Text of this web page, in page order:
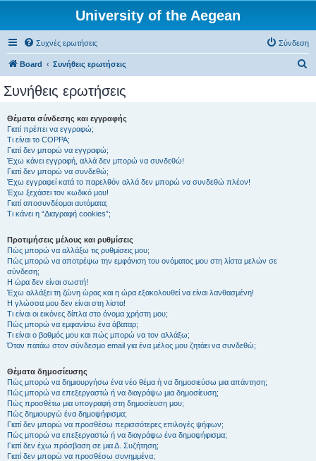
University of the Aegean
Συχνές ερωτήσεις Σύνδεση
Board Συνήθεις ερωτήσεις
Συνήθεις ερωτήσεις
Θέματα σύνδεσης και εγγραφής
Γιατί πρέπει να εγγραφώ;
Τι είναι το COPPA;
Γιατί δεν μπορώ να εγγραφώ;
Έχω κάνει εγγραφή, αλλά δεν μπορώ να συνδεθώ!
Γιατί δεν μπορώ να συνδεθώ;
Έχω εγγραφεί κατά το παρελθόν αλλά δεν μπορώ να συνδεθώ πλέον!
Έχω ξεχάσει τον κωδικό μου!
Γιατί αποσυνδέομαι αυτόματα;
Τι κάνει η “Διαγραφή cookies”;
Προτιμήσεις μέλους και ρυθμίσεις
Πώς μπορώ να αλλάξω τις ρυθμίσεις μου;
Πώς μπορώ να αποτρέψω την εμφάνιση του ονόματος μου στη λίστα μελών σε
σύνδεση;
Η ώρα δεν είναι σωστή!
Έχω αλλάξει τη ζώνη ώρας και η ώρα εξακολουθεί να είναι λανθασμένη!
Η γλώσσα μου δεν είναι στη λίστα!
Τι είναι οι εικόνες δίπλα στο όνομα χρήστη μου;
Πώς μπορώ να εμφανίσω ένα άβαταρ;
Τι είναι ο βαθμός μου και πώς μπορώ να τον αλλάξω;
Όταν πατάω στον σύνδεσμο email για ένα μέλος μου ζητάει να συνδεθώ;
Θέματα δημοσίευσης
Πώς μπορώ να δημιουργήσω ένα νέο θέμα ή να δημοσιεύσω μια απάντηση;
Πώς μπορώ να επεξεργαστώ ή να διαγράψω μια δημοσίευση;
Πώς προσθέτω μια υπογραφή στη δημοσίευση μου;
Πώς δημιουργώ ένα δημοψήφισμα;
Γιατί δεν μπορώ να προσθέσω περισσότερες επιλογές ψήφων;
Πώς μπορώ να επεξεργαστώ ή να διαγράψω ένα δημοψήφισμα;
Γιατί δεν έχω πρόσβαση σε μια Δ. Συζήτηση;
Γιατί δεν μπορώ να προσθέσω συνημμένα;